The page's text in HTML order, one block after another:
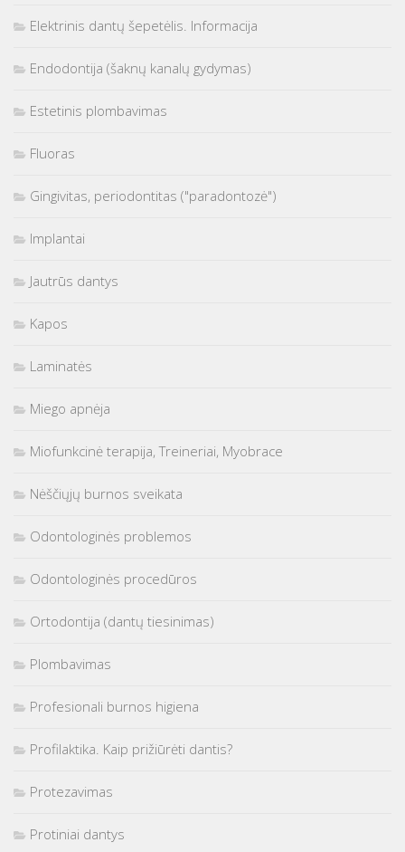
Elektrinis dantų šepetėlis. Informacija
Endodontija (šaknų kanalų gydymas)
Estetinis plombavimas
Fluoras
Gingivitas, periodontitas ("paradontozė")
Implantai
Jautrūs dantys
Kapos
Laminatės
Miego apnėja
Miofunkcinė terapija, Treineriai, Myobrace
Nėščiųjų burnos sveikata
Odontologinės problemos
Odontologinės procedūros
Ortodontija (dantų tiesinimas)
Plombavimas
Profesionali burnos higiena
Profilaktika. Kaip prižiūrėti dantis?
Protezavimas
Protiniai dantys